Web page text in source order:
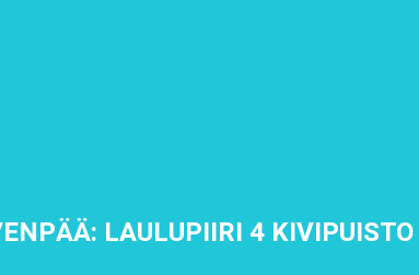
LAULUPIIRI 4 KIVIPUISTO